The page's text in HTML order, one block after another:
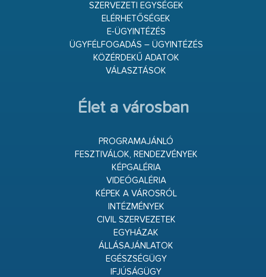
SZERVEZETI EGYSÉGEK
ELÉRHETŐSÉGEK
E-ÜGYINTÉZÉS
ÜGYFÉLFOGADÁS – ÜGYINTÉZÉS
KÖZÉRDEKŰ ADATOK
VÁLASZTÁSOK
Élet a városban
PROGRAMAJÁNLÓ
FESZTIVÁLOK, RENDEZVÉNYEK
KÉPGALÉRIA
VIDEÓGALÉRIA
KÉPEK A VÁROSRÓL
INTÉZMÉNYEK
CIVIL SZERVEZETEK
EGYHÁZAK
ÁLLÁSAJÁNLATOK
EGÉSZSÉGÜGY
IFJÚSÁGÜGY